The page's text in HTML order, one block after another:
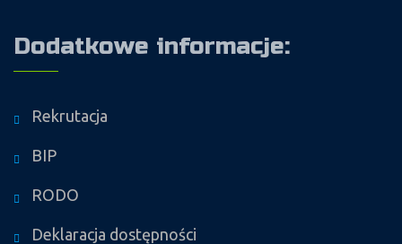
Dodatkowe informacje:
Rekrutacja
BIP
RODO
Deklaracja dostępności